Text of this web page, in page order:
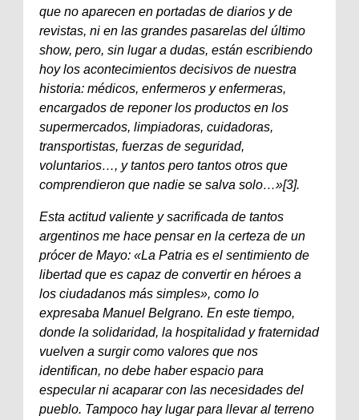
que no aparecen en portadas de diarios y de
revistas, ni en las grandes pasarelas del último
show, pero, sin lugar a dudas, están escribiendo
hoy los acontecimientos decisivos de nuestra
historia: médicos, enfermeros y enfermeras,
encargados de reponer los productos en los
supermercados, limpiadoras, cuidadoras,
transportistas, fuerzas de seguridad,
voluntarios…, y tantos pero tantos otros que
comprendieron que nadie se salva solo…»[3].
Esta actitud valiente y sacrificada de tantos
argentinos me hace pensar en la certeza de un
prócer de Mayo: «La Patria es el sentimiento de
libertad que es capaz de convertir en héroes a
los ciudadanos más simples», como lo
expresaba Manuel Belgrano. En este tiempo,
donde la solidaridad, la hospitalidad y fraternidad
vuelven a surgir como valores que nos
identifican, no debe haber espacio para
especular ni acaparar con las necesidades del
pueblo. Tampoco hay lugar para llevar al terreno